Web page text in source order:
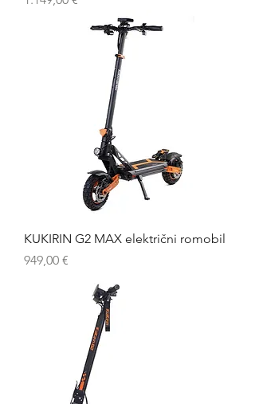
KUKIRIN G2 MAX električni romobil
Cijena
949,00 €